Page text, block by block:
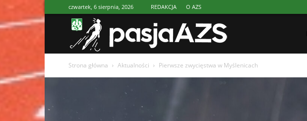
czwartek, 6 sierpnia, 2026 REDAKCJA O AZS
Strona główna Aktualności Pierwsze zwycięstwa w Myślenicach